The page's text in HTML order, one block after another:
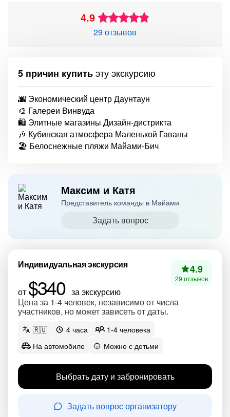
4.9
29 отзывов
5 причин купитьэту экскурсию
🌆 Экономический центр Даунтаун
🎨 Галереи Винвуда
🛍️ Элитные магазины Дизайн-дистрикта
🎶 Кубинская атмосфера Маленькой Гаваны
🏖️ Белоснежные пляжи Майами-Бич
Максим и Катя
Представитель команды в Майами
Задать вопрос
Индивидуальная экскурсия
от $340 за экскурсию
Цена за 1-4 человек, независимо от числа
участников, но может зависеть от даты.
4.9
29 отзывов
🇷🇺 4 часа
1-4 человека
На автомобиле
Можно с детьми
Выбрать дату и забронировать
Задать вопрос организатору